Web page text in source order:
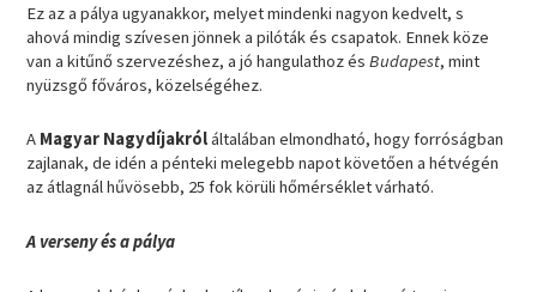
Ez az a pálya ugyanakkor, melyet mindenki nagyon kedvelt, s
ahová mindig szívesen jönnek a pilóták és csapatok. Ennek köze
van a kitűnő szervezéshez, a jó hangulathoz ésBudapest, mint
nyüzsgő főváros, közelségéhez.
A Magyar Nagydíjakróláltalában elmondható, hogy forróságban
zajlanak, de idén a pénteki melegebb napot követően a hétvégén
az átlagnál hűvösebb, 25 fok körüli hőmérséklet várható.
A verseny és a pálya